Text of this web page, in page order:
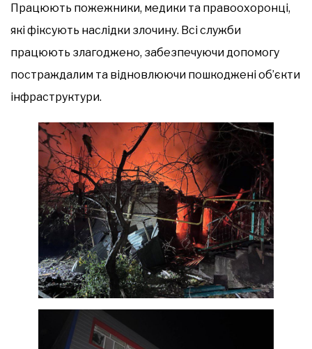
Працюють пожежники, медики та правоохоронці,
які фіксують наслідки злочину. Всі служби
працюють злагоджено, забезпечуючи допомогу
постраждалим та відновлюючи пошкоджені об’єкти
інфраструктури.